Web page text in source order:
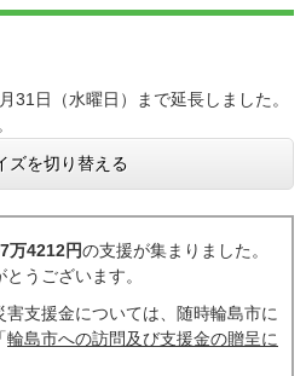
31日（水曜日）まで延長しました。
ズを切り替える
万4212円の支援が集まりました。
うございます。
支援金については、随時輪島市に
輪島市への訪問及び支援金の贈呈に